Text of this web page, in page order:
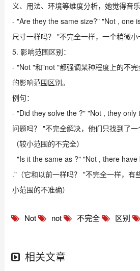
义、用法、环境等维度分析，她觉得音
- "Are they the same size?" "Not , one
尺寸一样吗？ "不完全一样，一个稍微小
5. 影响范围区别：
- "Not "和"not "都强调某种程度上的不
的影响范围区别。
例句：
- "Did they solve the ?" "Not , they only
问题吗？ "不完全解决，他们只找到了一
（较小范围的不完全）
- "Is it the same as ?" "Not , there
."（它和以前一样吗？ "不完全一样，有
小范围的不准确）
Not not 不完全 区别
相关文章